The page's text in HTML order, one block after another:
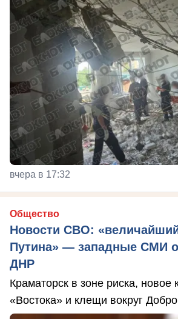
вчера в 17:32
Общество
Новости СВО:
Путина» — западные СМИ о
ДНР
Краматорск в зоне риска, новое
«Востока» и клещи вокруг